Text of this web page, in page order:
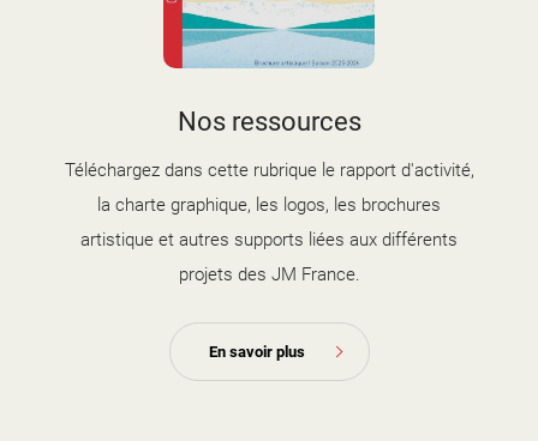
2025-2026.jpg
Nos ressources
Téléchargez dans cette rubrique le rapport d'activité,
la charte graphique, les logos, les brochures
artistique et autres supports liées aux différents
projets des JM France.
En savoir plus